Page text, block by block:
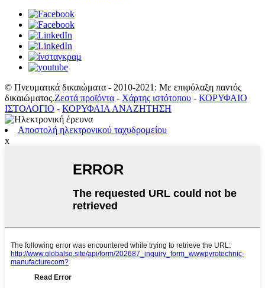
© Πνευματικά δικαιώματα - 2010-2021: Με επιφύλαξη παντός
δικαιώματος.Ζεστά προϊόντα - Χάρτης ιστότοπου - ΚΟΡΥΦΑΙΟ
ΙΣΤΟΛΟΓΙΟ - ΚΟΡΥΦΑΙΑ ΑΝΑΖΗΤΗΣΗ
Αποστολή ηλεκτρονικού ταχυδρομείου
x